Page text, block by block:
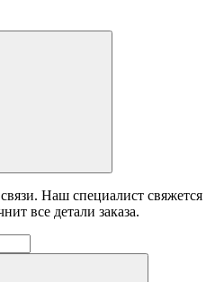
Наш специалист свяжется
все детали заказа.